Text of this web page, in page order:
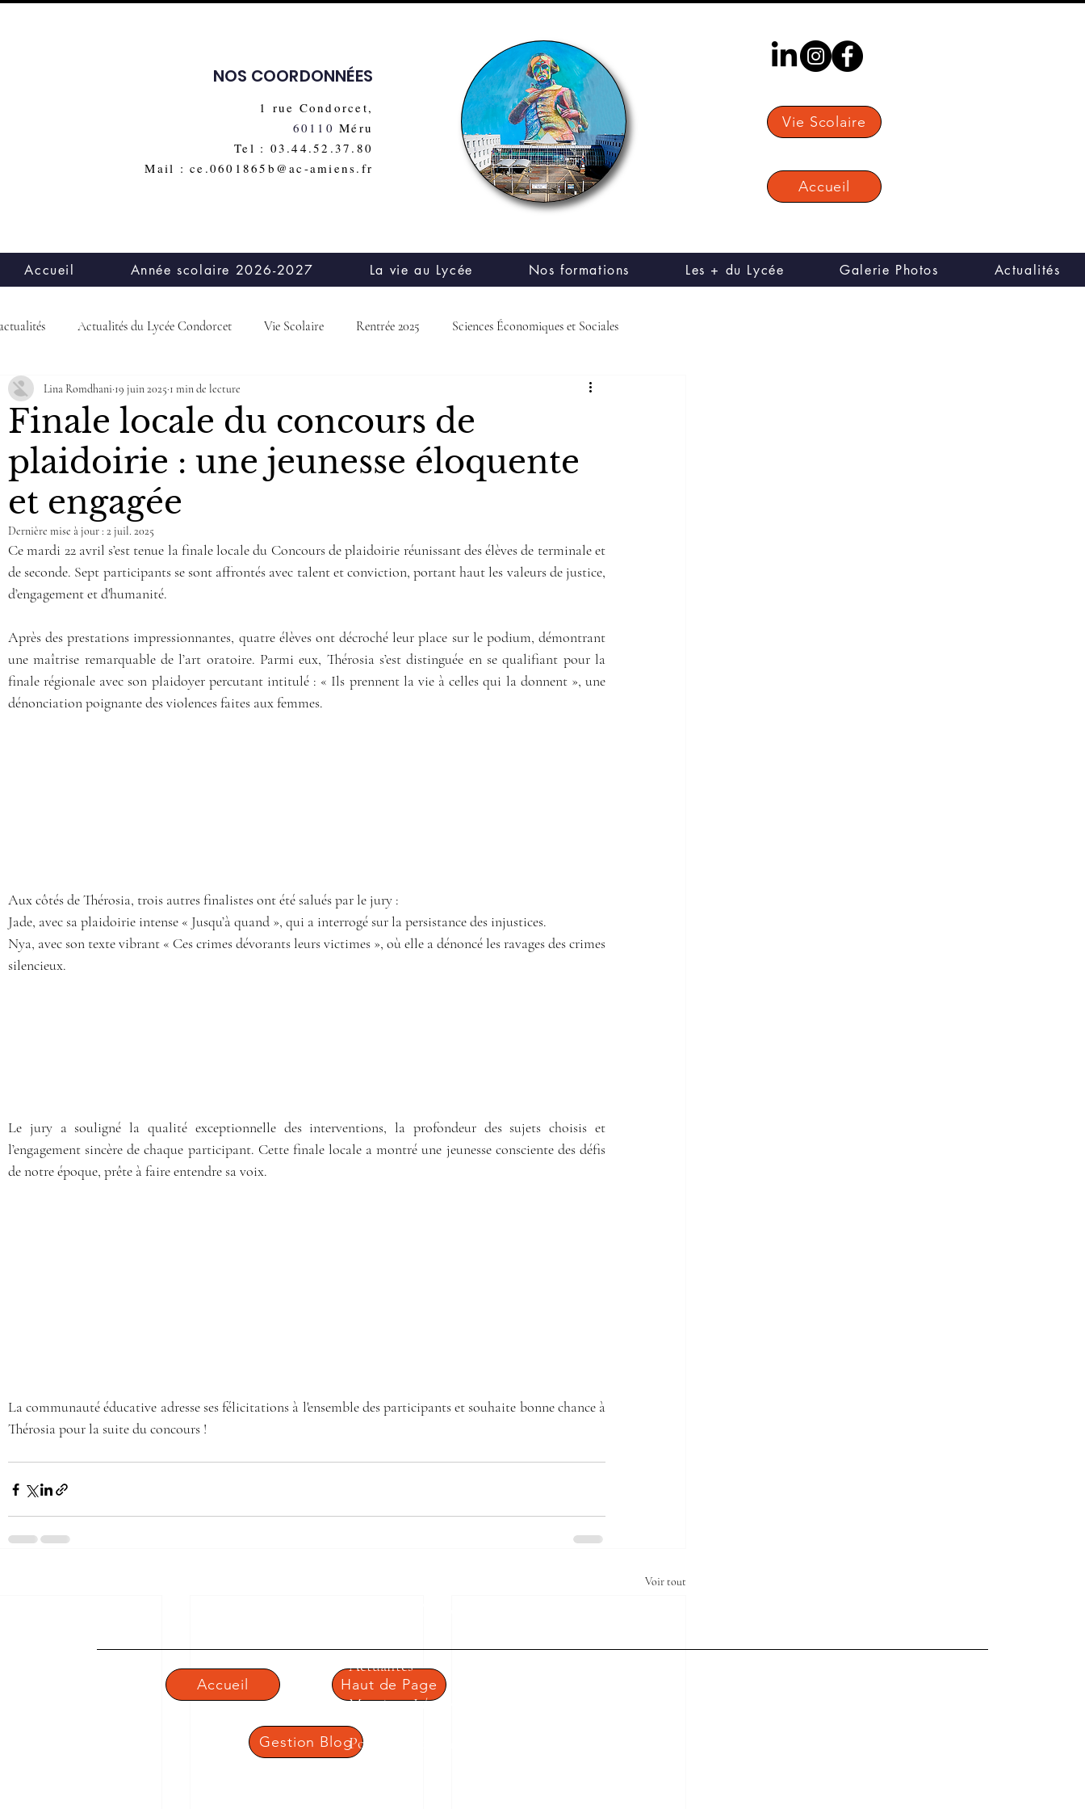
NOS COORDONNÉES
1 rue Condorcet,
60110 Méru
Tel : 03.44.52.37.80
Mail : ce.0601865b@ac-amiens.fr
Vie Scolaire
Accueil
Accueil Année scolaire 2026-2027 La vie au Lycée Nos formations Les + du Lycée Galerie Photos Actualités
Actualités du Lycée Condorcet Vie Scolaire Rentrée 2025 Sciences Économiques et Sociales
- Littérature- Philo Mathématiques (MATHS) Sciences et Vie de la Terre (SVT)
l’Ingénieur (SI) BTS Gestion des PME STMG Numérique et Sciences Informatiques Sport Etudes
CDI
GéoPol-SciencesPol) LLCER-ESP
Finale locale du concours de
plaidoirie : une jeunesse éloquente
et engagée
Lina Romdhani 19 juin 2025 1 min de lecture
Dernière mise à jour : 2 juil. 2025
Ce mardi 22 avril s’est tenue la finale locale du Concours de plaidoirie réunissant des élèves de terminale et
de seconde. Sept participants se sont affrontés avec talent et conviction, portant haut les valeurs de justice,
d’engagement et d'humanité.
Après des prestations impressionnantes, quatre élèves ont décroché leur place sur le podium, démontrant
une maîtrise remarquable de l’art oratoire. Parmi eux, Thérosia s’est distinguée en se qualifiant pour la
finale régionale avec son plaidoyer percutant intitulé : « Ils prennent la vie à celles qui la donnent », une
dénonciation poignante des violences faites aux femmes.
Aux côtés de Thérosia, trois autres finalistes ont été salués par le jury :
Jade, avec sa plaidoirie intense « Jusqu’à quand », qui a interrogé sur la persistance des injustices.
Nya, avec son texte vibrant « Ces crimes dévorants leurs victimes », où elle a dénoncé les ravages des crimes
silencieux.
Le jury a souligné la qualité exceptionnelle des interventions, la profondeur des sujets choisis et
l’engagement sincère de chaque participant. Cette finale locale a montré une jeunesse consciente des défis
de notre époque, prête à faire entendre sa voix.
La communauté éducative adresse ses félicitations à l'ensemble des participants et souhaite bonne chance à
Thérosia pour la suite du concours !
Voir tout
Accueil Haut de Page
Gestion Blog
Actualités
Mentions Légales
Politique de confidentialité